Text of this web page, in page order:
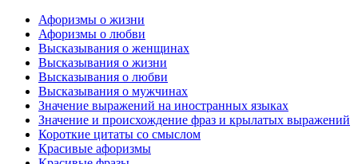
Афоризмы о жизни
Афоризмы о любви
Высказывания о женщинах
Высказывания о жизни
Высказывания о любви
Высказывания о мужчинах
Значение выражений на иностранных языках
Значение и происхождение фраз и крылатых выражений
Короткие цитаты со смыслом
Красивые афоризмы